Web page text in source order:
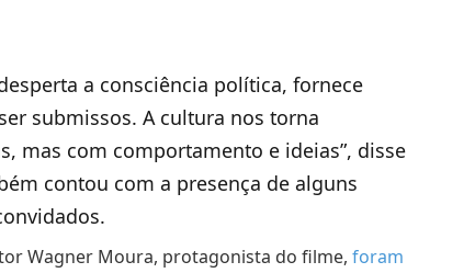
a consciência política, fornece
submissos. A cultura nos torna
mas com comportamento e ideias”, disse
contou com a presença de alguns
Wagner Moura, protagonista do filme, foram